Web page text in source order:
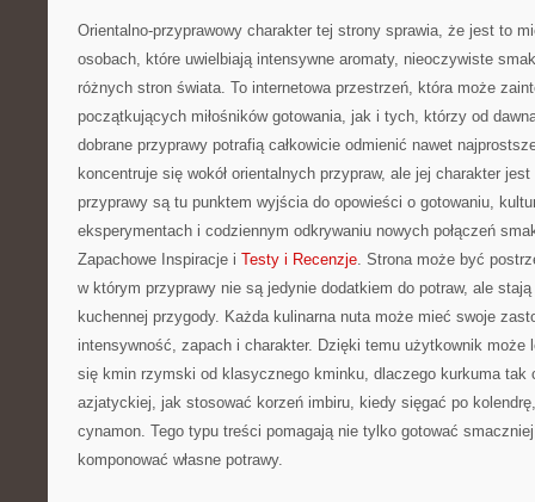
Orientalno-przyprawowy charakter tej strony sprawia, że jest to
osobach, które uwielbiają intensywne aromaty, nieoczywiste
różnych stron świata. To internetowa przestrzeń, która może
początkujących miłośników gotowania, jak i tych, którzy od
dobrane przyprawy potrafią całkowicie odmienić nawet
koncentruje się wokół orientalnych przypraw, ale jej charakter
przyprawy są tu punktem wyjścia do opowieści o gotowaniu,
eksperymentach i codziennym odkrywaniu nowych połączeń
Zapachowe Inspiracje i Testy i Recenzje. Strona może być
w którym przyprawy nie są jedynie dodatkiem do potraw, ale stają
kuchennej przygody. Każda kulinarna nuta może mieć swoje
intensywność, zapach i charakter. Dzięki temu użytkownik może
się kmin rzymski od klasycznego kminku, dlaczego kurkuma tak
azjatyckiej, jak stosować korzeń imbiru, kiedy sięgać po
cynamon. Tego typu treści pomagają nie tylko gotować
komponować własne potrawy.